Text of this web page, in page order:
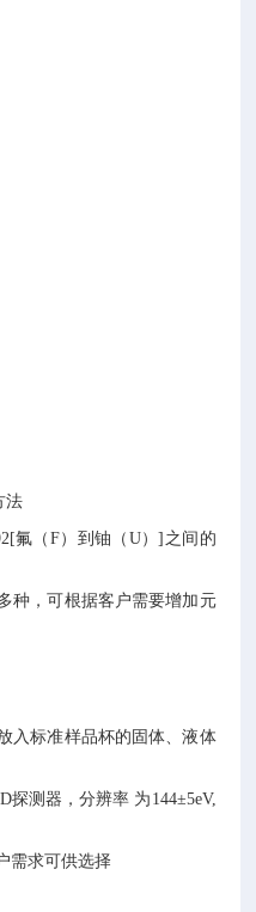
法
氟（F）到铀（U）]之间的
种，可根据客户需要增加元
入标准样品杯的固体、液体
探测器，分辨率 为144±5eV,
需求可供选择